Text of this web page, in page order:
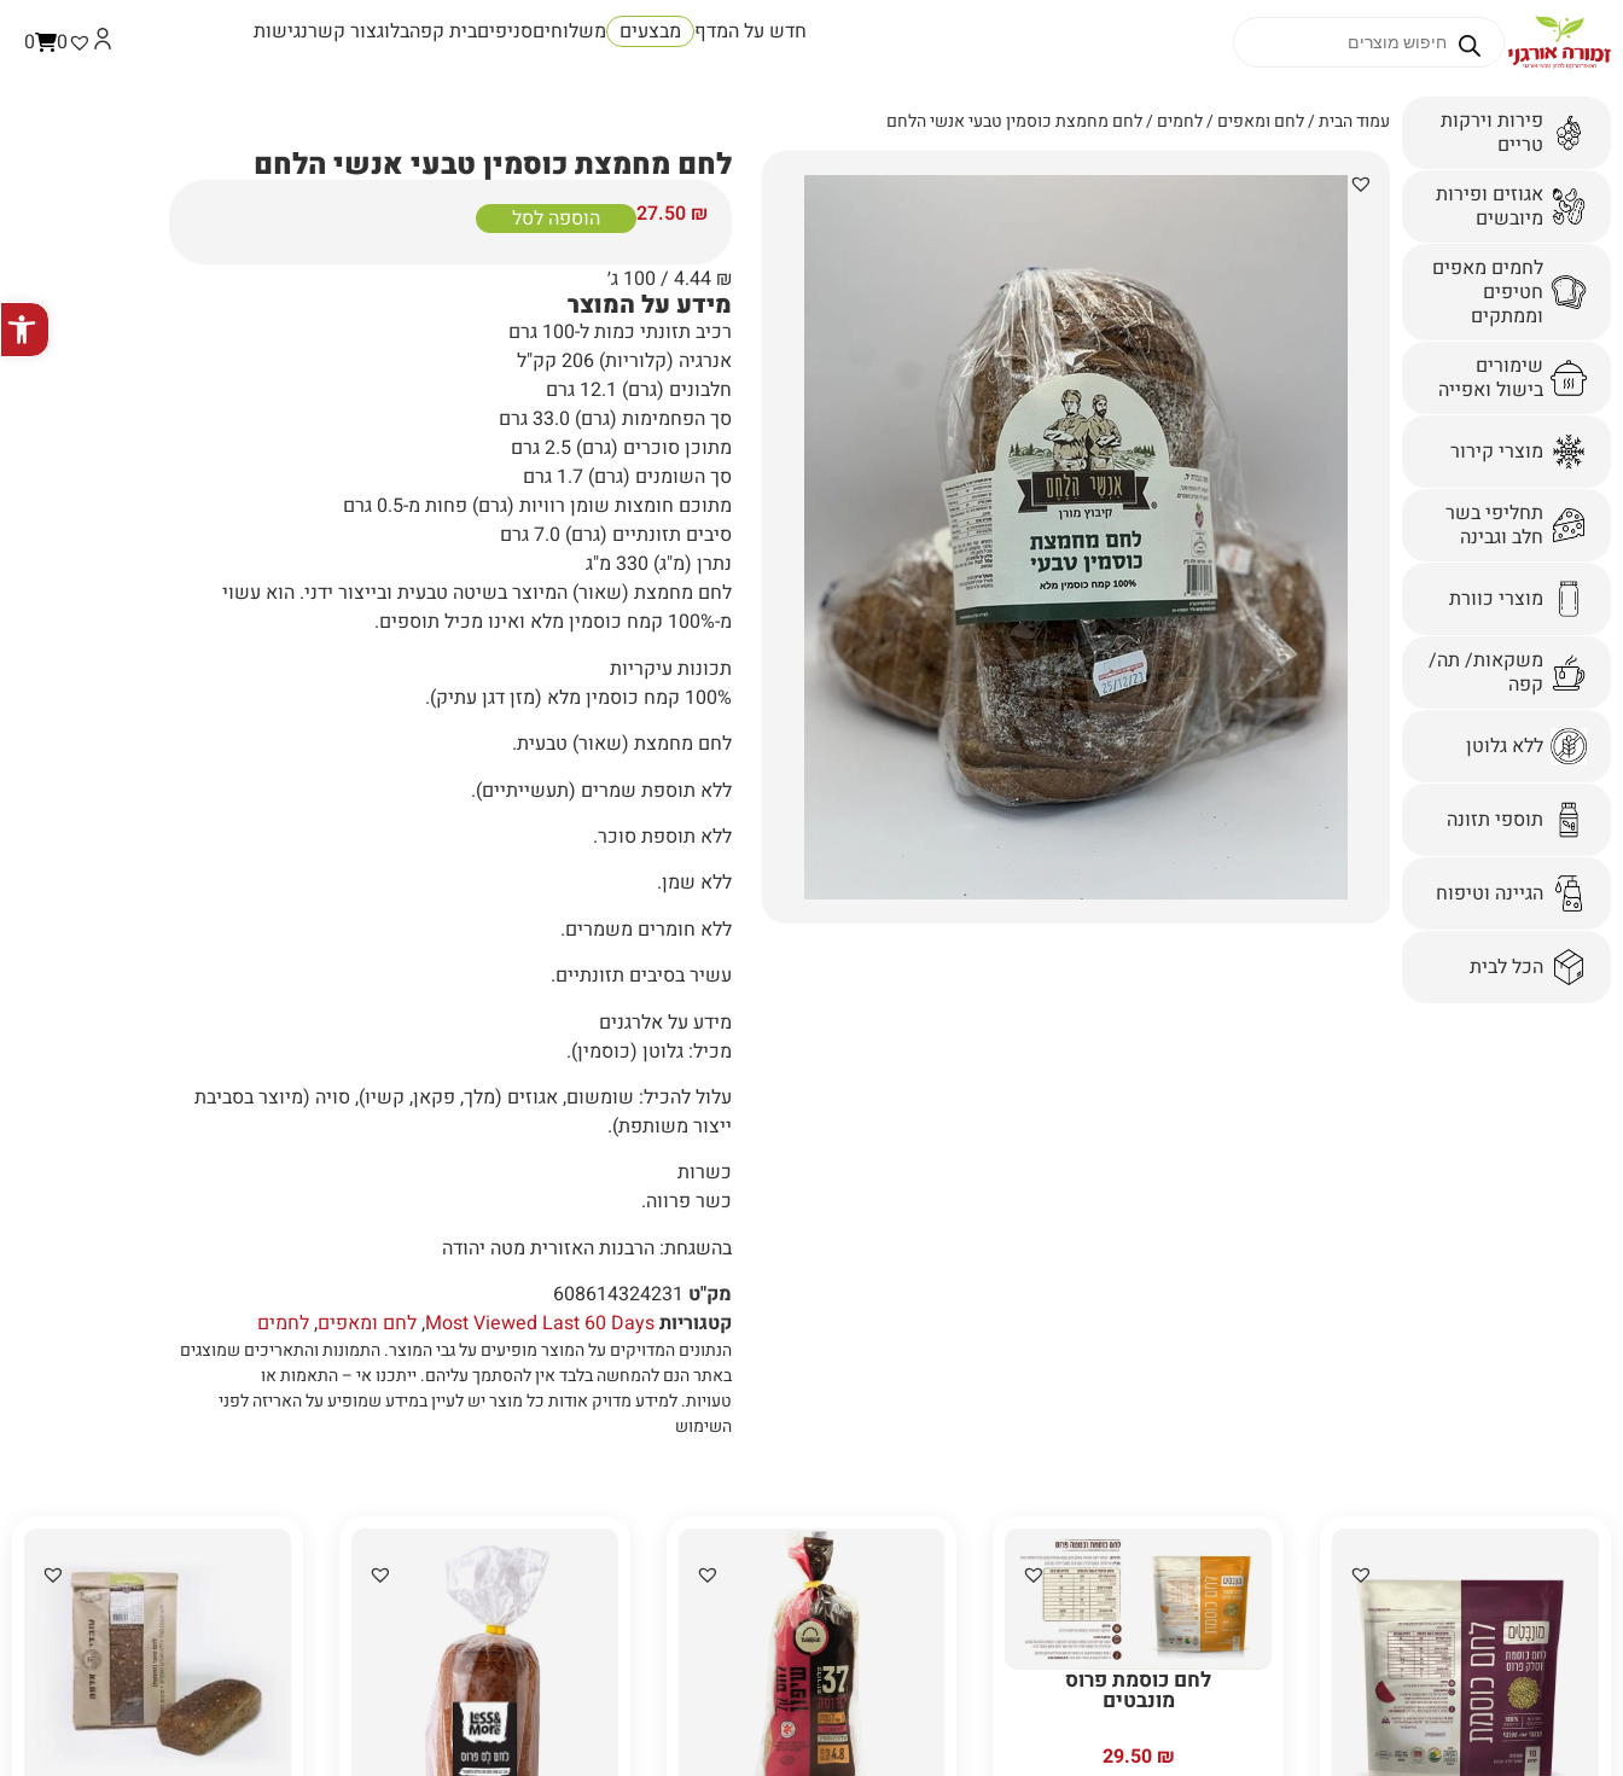
פתח
0 0 חדש על המדף מבצעים משלוחיםסניפיםבית קפהבלוגצור קשרנגישות
פירות וירקות
טריים
אגוזים ופירות
מיובשים
לחמים מאפים
חטיפים
וממתקים
שימורים
בישול ואפייה
מוצרי קירור
תחליפי בשר
חלב וגבינה
מוצרי כוורת
משקאות/ תה/
קפה
ללא גלוטן
תוספי תזונה
הגיינה וטיפוח
הכל לבית
עמוד הבית/לחם ומאפים/לחמים/ לחם מחמצת כוסמין טבעי אנשי הלחם
לחם מחמצת כוסמין טבעי אנשי הלחם
27.50 ₪ הוספה לסל
4.44 ₪ / 100 ג׳
מידע על המוצר
רכיב תזונתי כמות ל-100 גרם
אנרגיה (קלוריות) 206 קק"ל
חלבונים (גרם) 12.1 גרם
סך הפחמימות (גרם) 33.0 גרם
מתוכן סוכרים (גרם) 2.5 גרם
סך השומנים (גרם) 1.7 גרם
מתוכם חומצות שומן רוויות (גרם) פחות מ-0.5 גרם
סיבים תזונתיים (גרם) 7.0 גרם
נתרן (מ"ג) 330 מ"ג
לחם מחמצת (שאור) המיוצר בשיטה טבעית ובייצור ידני. הוא עשוי
מ-100% קמח כוסמין מלא ואינו מכיל תוספים.
תכונות עיקריות
100% קמח כוסמין מלא (מזן דגן עתיק).
לחם מחמצת (שאור) טבעית.
ללא תוספת שמרים (תעשייתיים).
ללא תוספת סוכר.
ללא שמן.
ללא חומרים משמרים.
עשיר בסיבים תזונתיים.
מידע על אלרגנים
מכיל: גלוטן (כוסמין).
עלול להכיל: שומשום, אגוזים (מלך, פקאן, קשיו), סויה (מיוצר בסביבת
ייצור משותפת).
כשרות
כשר פרווה.
בהשגחת: הרבנות האזורית מטה יהודה
מק"ט 608614324231
קטגוריותMost Viewed Last 60 Days
,לחם ומאפים,לחמים
הנתונים המדויקים על המוצר מופיעים על גבי המוצר.התמונות והתאריכים שמוצגים
באתר הנם להמחשה בלבד אין להסתמך עליהם.ייתכנו אי – התאמות או
טעויות.למידע מדויק אודות כל מוצר יש לעיין במידע שמופיע על האריזה לפני
השימוש
לחם כוסמת פרוס
מונבטים
29.50 ₪